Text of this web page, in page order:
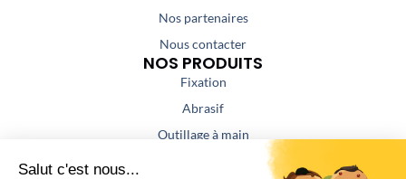
Nos partenaires
Nous contacter
NOS PRODUITS
Fixation
Abrasif
Outillage à main